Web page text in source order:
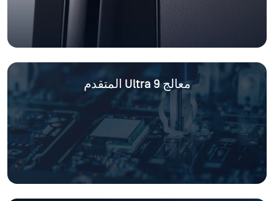
معالج Ultra 9 المتقدم